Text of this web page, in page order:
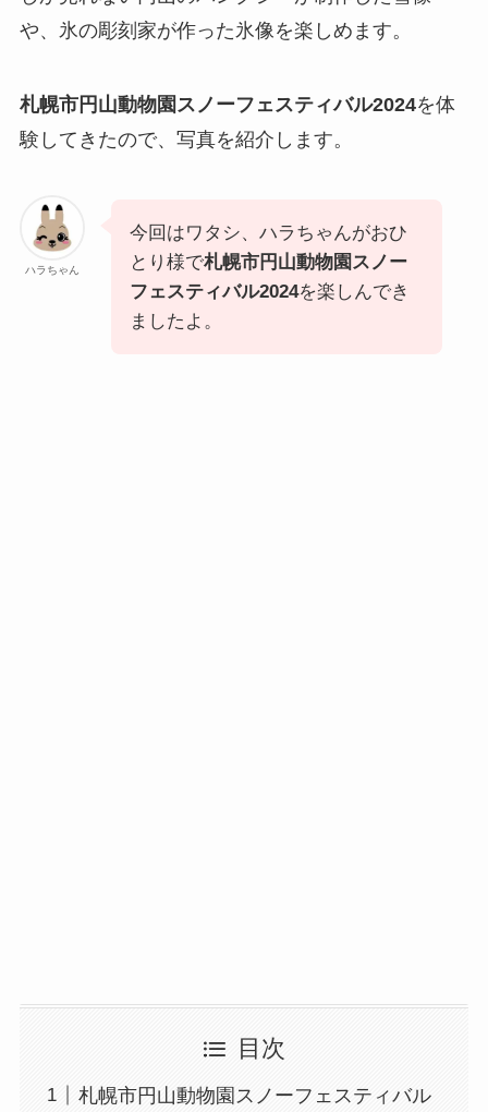
や、氷の彫刻家が作った氷像を楽しめます。
札幌市円山動物園スノーフェスティバル2024を体
験してきたので、写真を紹介します。
ハラちゃん
今回はワタシ、ハラちゃんがおひ
とり様で札幌市円山動物園スノー
フェスティバル2024を楽しんでき
ましたよ。
目次
札幌市円山動物園スノーフェスティバル